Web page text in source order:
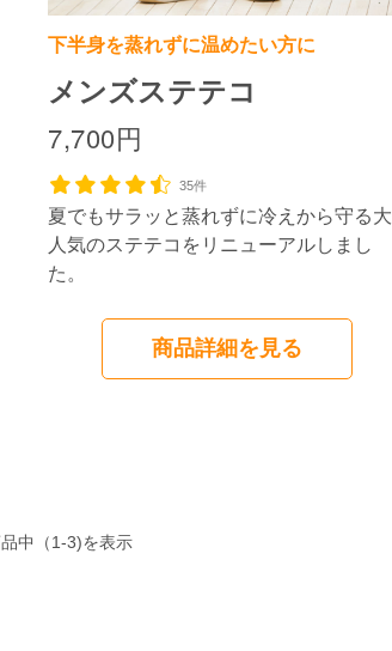
下半身を蒸れずに温めたい方に
メンズステテコ
7,700円
35件
夏でもサラッと蒸れずに冷えから守る大
人気のステテコをリニューアルしまし
た。
商品詳細を見る
中（1-3)を表示